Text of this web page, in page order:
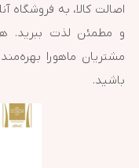
اصالت کالا، به فروشگاه
و مطمئن لذت ببرید.
مشتریان ماهورا
باشید.